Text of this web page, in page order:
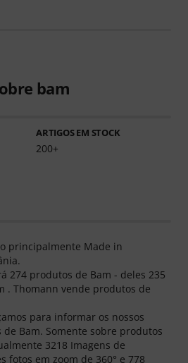
bam
ARTIGOS EM STOCK
200+
principalmente Made in
274 produtos de Bam - deles 235
. Thomann vende produtos de
para informar os nossos
Bam. Somente sobre produtos
3218 Imagens de
fotos em zoom de 360° e 778